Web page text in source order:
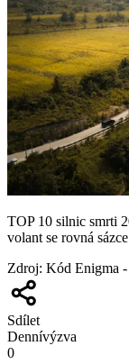
TOP 10 silnic smrti
volant se rovná
Zdroj: Kód Enigma -
Sdílet
Dennívýzva
0